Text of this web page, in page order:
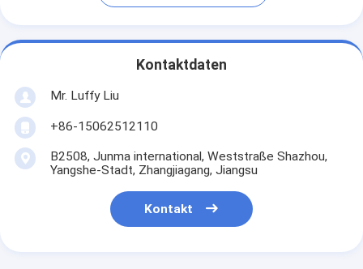
Kontaktdaten
Mr. Luffy Liu
+86-15062512110
B2508, Junma international, Weststraße Shazhou,
Yangshe-Stadt, Zhangjiagang, Jiangsu
Kontakt